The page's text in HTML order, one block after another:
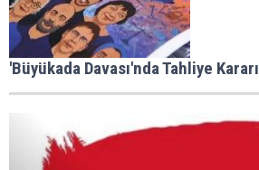
'Büyükada Davası'nda Tahliye Kararı